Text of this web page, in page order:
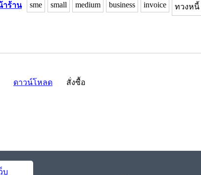
าร้าน sme small medium business invoice ทวงหนี้
ดาวน์โหลด สั่งซื้อ